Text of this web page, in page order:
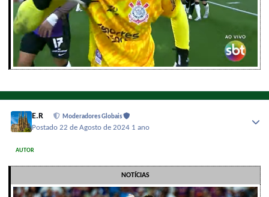
E.R Moderadores Globais
Postado22 de Agosto de 2024 1 ano
AUTOR
NOTÍCIAS